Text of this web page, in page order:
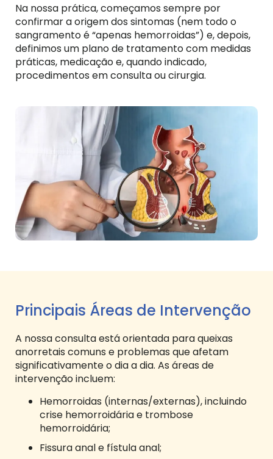
Na nossa prática, começamos sempre por
confirmar a origem dos sintomas (nem todo o
sangramento é “apenas hemorroidas”) e, depois,
definimos um plano de tratamento com medidas
práticas, medicação e, quando indicado,
procedimentos em consulta ou cirurgia.
Principais Áreas de Intervenção
A nossa consulta está orientada para queixas
anorretais comuns e problemas que afetam
significativamente o dia a dia. As áreas de
intervenção incluem:
Hemorroidas (internas/externas), incluindo
crise hemorroidária e trombose
hemorroidária;
Fissura anal e fístula anal;